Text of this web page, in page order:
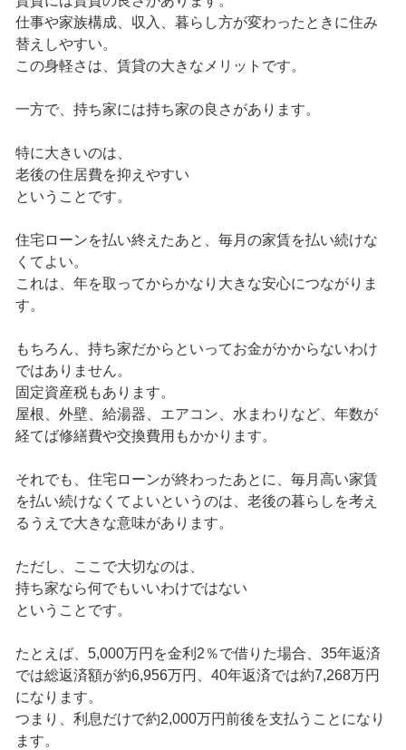
仕事や家族構成、収入、暮らし方が変わったときに住み
替えしやすい。
この身軽さは、賃貸の大きなメリットです。
一方で、持ち家には持ち家の良さがあります。
特に大きいのは、
老後の住居費を抑えやすい
ということです。
住宅ローンを払い終えたあと、毎月の家賃を払い続けな
くてよい。
これは、年を取ってからかなり大きな安心につながりま
す。
もちろん、持ち家だからといってお金がかからないわけ
ではありません。
固定資産税もあります。
屋根、外壁、給湯器、エアコン、水まわりなど、年数が
経てば修繕費や交換費用もかかります。
それでも、住宅ローンが終わったあとに、毎月高い家賃
を払い続けなくてよいというのは、老後の暮らしを考え
るうえで大きな意味があります。
ただし、ここで大切なのは、
持ち家なら何でもいいわけではない
ということです。
たとえば、5,000万円を金利2％で借りた場合、35年返済
では総返済額が約6,956万円、40年返済では約7,268万円
になります。
つまり、利息だけで約2,000万円前後を支払うことになり
ます。